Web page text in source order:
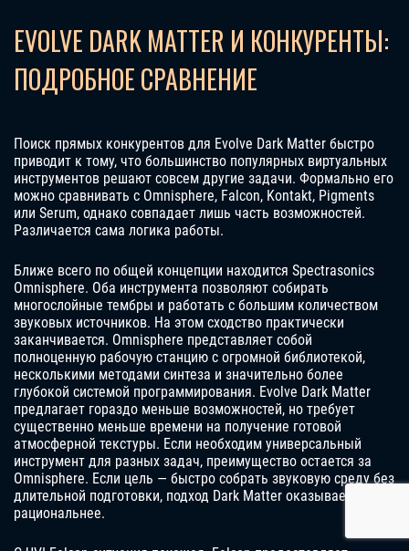
EVOLVE DARK MATTER И КОНКУРЕНТЫ:
ПОДРОБНОЕ СРАВНЕНИЕ
Поиск прямых конкурентов для Evolve Dark Matter быстро
приводит к тому, что большинство популярных виртуальных
инструментов решают совсем другие задачи. Формально его
можно сравнивать с Omnisphere, Falcon, Kontakt, Pigments
или Serum, однако совпадает лишь часть возможностей.
Различается сама логика работы.
Ближе всего по общей концепции находится Spectrasonics
Omnisphere. Оба инструмента позволяют собирать
многослойные тембры и работать с большим количеством
звуковых источников. На этом сходство практически
заканчивается. Omnisphere представляет собой
полноценную рабочую станцию с огромной библиотекой,
несколькими методами синтеза и значительно более
глубокой системой программирования. Evolve Dark Matter
предлагает гораздо меньше возможностей, но требует
существенно меньше времени на получение готовой
атмосферной текстуры. Если необходим универсальный
инструмент для разных задач, преимущество остается за
Omnisphere. Если цель — быстро собрать звуковую среду без
длительной подготовки, подход Dark Matter оказывается
рациональнее.